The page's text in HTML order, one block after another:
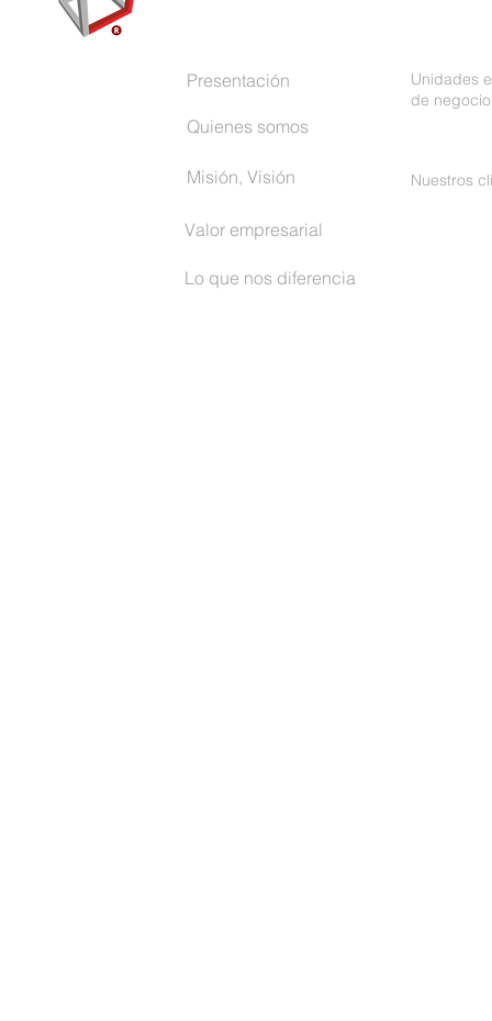
Presentación
Quienes somos
Misión, Visión
Valor empresarial
Lo que nos diferencia
Unidades
de negocio
Nuestros